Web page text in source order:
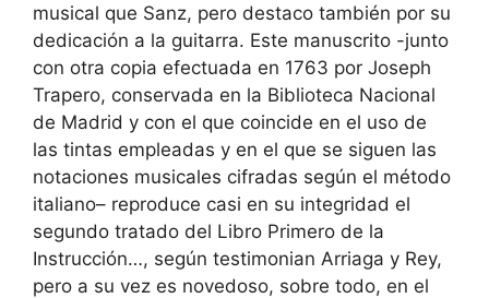
musical que Sanz, pero destaco también por su
dedicación a la guitarra. Este manuscrito -junto
con otra copia efectuada en 1763 por Joseph
Trapero, conservada en la Biblioteca Nacional
de Madrid y con el que coincide en el uso de
las tintas empleadas y en el que se siguen las
notaciones musicales cifradas según el método
italiano– reproduce casi en su integridad el
segundo tratado del Libro Primero de la
Instrucción…, según testimonian Arriaga y Rey,
pero a su vez es novedoso, sobre todo, en el